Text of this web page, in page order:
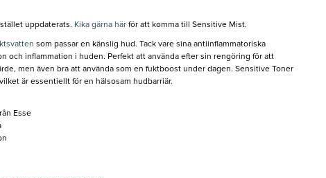
uppdaterats. Kika gärna härför att komma till Sensitive Mist.
som passar en känslig hud. Tack vare sina antiinflammatoriska
och inflammation i huden. Perfekt att använda efter sin rengöring för att
men även bra att använda som en fuktboost under dagen. Sensitive Toner
är essentiellt för en hälsosam hudbarriär.
Esse